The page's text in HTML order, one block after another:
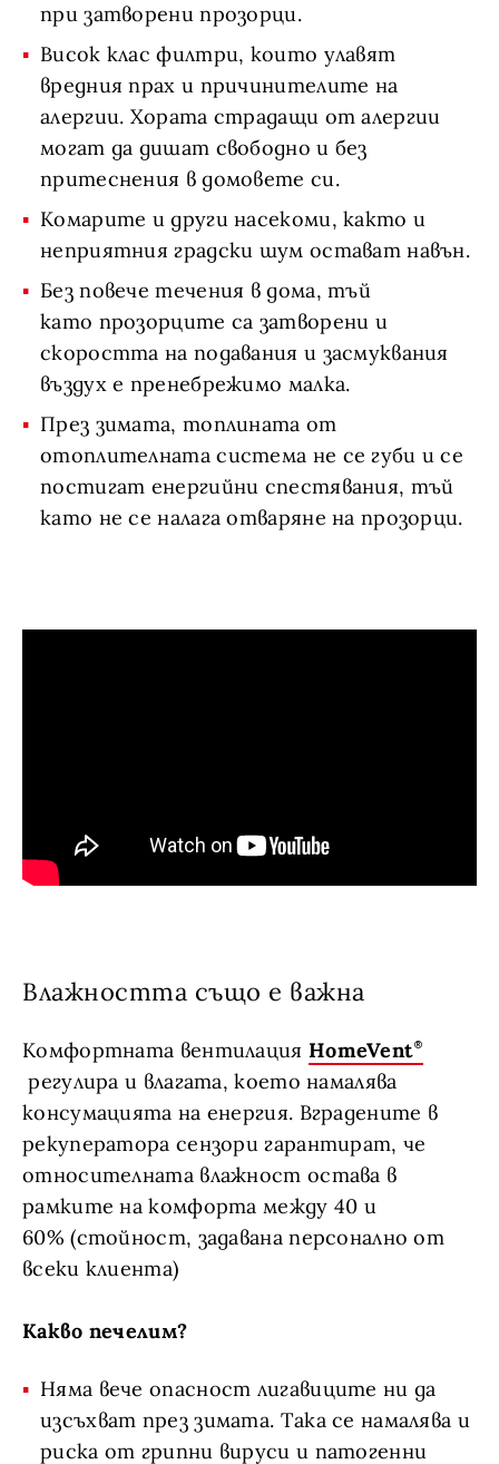
при затворени прозорци.
Висок клас филтри, които улавят
вредния прах и причинителите на
алергии. Хората страдащи от алергии
могат да дишат свободно и без
притеснения в домовете си.
Комарите и други насекоми, както и
неприятния градски шум остават навън.
Без повече течения в дома, тъй
като прозорците са затворени и
скоростта на подавания и засмуквания
въздух е пренебрежимо малка.
През зимата, топлината от
отоплителната система не се губи и се
постигат енергийни спестявания, тъй
като не се налага отваряне на прозорци.
Влажността също е важна
Комфортната вентилация HomeVent
регулира и влагата, което намалява
консумацията на енергия. Вградените в
рекуператора сензори гарантират, че
относителната влажност остава в
рамките на комфорта между 40 и
60% (стойност, задавана персонално от
всеки клиента)
Какво печелим?
Няма вече опасност лигавиците ни да
изсъхват през зимата. Така се намалява и
риска от грипни вируси и патогенни